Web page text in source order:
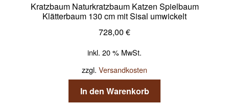
Kratzbaum Naturkratzbaum Katzen Spielbaum
Klätterbaum 130 cm mit Sisal umwickelt
728,00 €
inkl. 20 % MwSt.
zzgl. Versandkosten
In den Warenkorb